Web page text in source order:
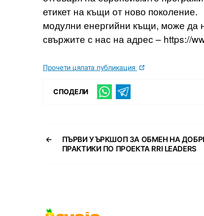
етикет на къщи от ново
модулни енергийни къщи, може да
свържите с нас на адрес – https://
Прочети цялата публикация
СПОДЕЛИ
←
ПЪРВИ УЪРКШОП ЗА ОБМЕН НА
ПРАКТИКИ ПО ПРОЕКТА RRI LEADERS